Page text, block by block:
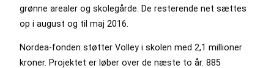
grønne arealer og skolegårde. De resterende net sættes
op i august og til maj 2016.
Nordea-fonden støtter Volley i skolen med 2,1 millioner
kroner. Projektet er løber over de næste to år. 885